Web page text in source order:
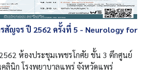
สัญจร ปี 2562 ครั้งที่ 5 - Neurology for
ห้องประชุมเพชรโกศัย ชั้น 3 ตึกศูนย์
ลินิก โรงพยาบาลแพร่ จังหวัดแพร่